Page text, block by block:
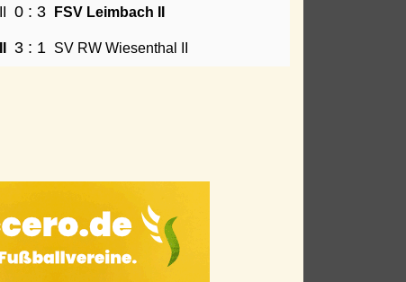
0 : 3 FSV Leimbach II
3 : 1 SV RW Wiesenthal II